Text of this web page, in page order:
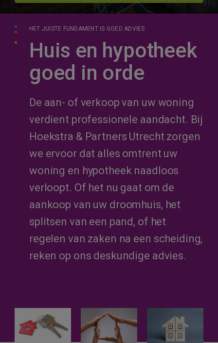
HET JUISTE FUNDAMENT IS GOED ADVIES
Huis en hypotheek
goed in orde
De aan- of verkoop van uw woning
verdient professionele aandacht. Bij
Hoekstra & Partners Utrecht zorgen
we ervoor dat alles omtrent uw
woning en hypotheek naadloos
verloopt. Of het nu gaat om de
aankoop van uw droomhuis, het
splitsen van een pand, of het
regelen van zaken na een scheiding,
reken op ons deskundige advies.